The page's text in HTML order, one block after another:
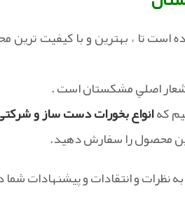
تا ، بهترين و با کيفيت ترين
اصلي مشکستان است .
کهانواع بخورات دست ساز و
محصول را سفارش دهيد.
نظرات و انتقادات و پيشنهادات